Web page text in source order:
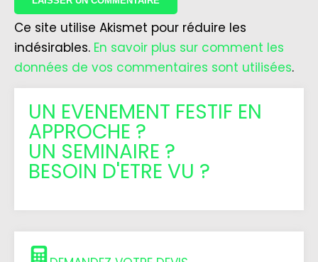
Ce site utilise Akismet pour réduire les
indésirables. En savoir plus sur comment les
données de vos commentaires sont utilisées.
UN EVENEMENT FESTIF EN
APPROCHE ?
UN SEMINAIRE ?
BESOIN D'ETRE VU ?